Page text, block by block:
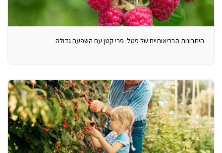
היתרונות הבריאותיים של פטל: פרי קטן עם השפעה גדולה